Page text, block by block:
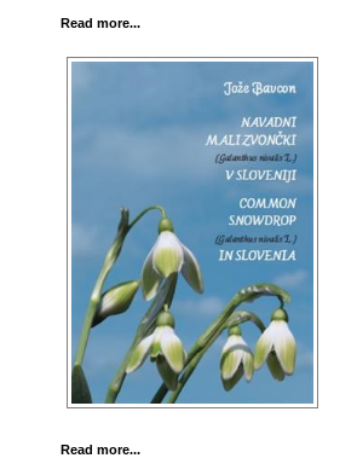
Read more...
Read more...